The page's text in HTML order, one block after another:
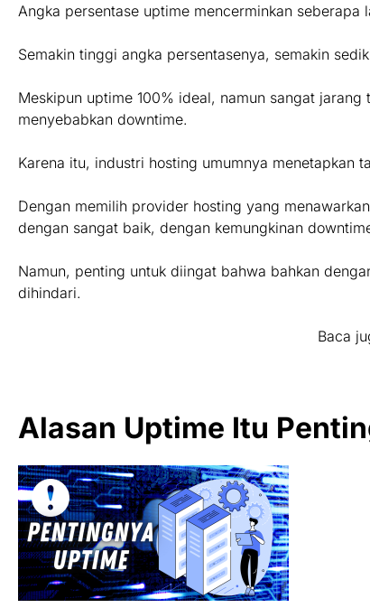
Angka persentase uptime mencerminkan
Semakin tinggi angka persentasenya, semakin
Meskipun uptime 100% ideal, namun sangat
menyebabkan downtime.
Karena itu, industri hosting umumnya
Dengan memilih provider hosting yang
dengan sangat baik, dengan kemungkinan
Namun, penting untuk diingat bahwa bahkan
dihindari.
Baca
Alasan Uptime Itu